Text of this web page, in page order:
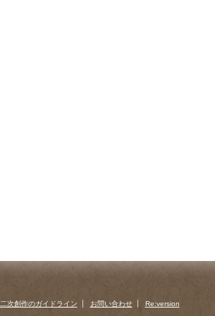
二次創作のガイドライン お問い合わせ Re:version